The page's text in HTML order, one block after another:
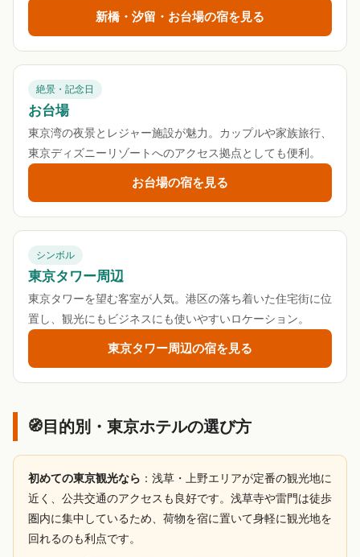
新橋・汐留・お台場の宿を見る
絶景・記念日
お台場
東京湾の夜景とレジャー施設が魅力。カップルや家族旅行、
東京ディズニーリゾートへのアクセス拠点としても便利。
お台場の宿を見る
シンボル
東京タワー周辺
東京タワーを望む客室が人気。港区の落ち着いた住宅街に位
置し、観光にもビジネスにも使いやすいロケーション。
東京タワー周辺の宿を見る
目的別・東京ホテルの選び方
初めての東京観光なら ：浅草・上野エリアが定番の観光地に
近く、公共交通のアクセスも良好です。浅草寺や雷門は徒歩
圏内に集中しているため、荷物を宿に置いて身軽に観光地を
回れるのも利点です。